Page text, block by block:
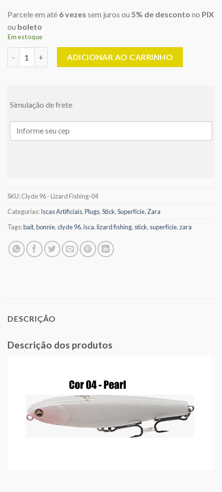
Parcele em até 6 vezes sem juros ou 5% de desconto no PIX
ou boleto
Em estoque
ADICIONAR AO CARRINHO
Simulação de frete
SKU:Clyde 96 - Lizard Fishing-04
Categorias:Iscas Artificiais,Plugs,Stick,Superfície,Zara
Tags:bait,bonnie,clyde 96,isca,lizard fishing, stick, superfície,zara
DESCRIÇÃO
Descrição dos produtos